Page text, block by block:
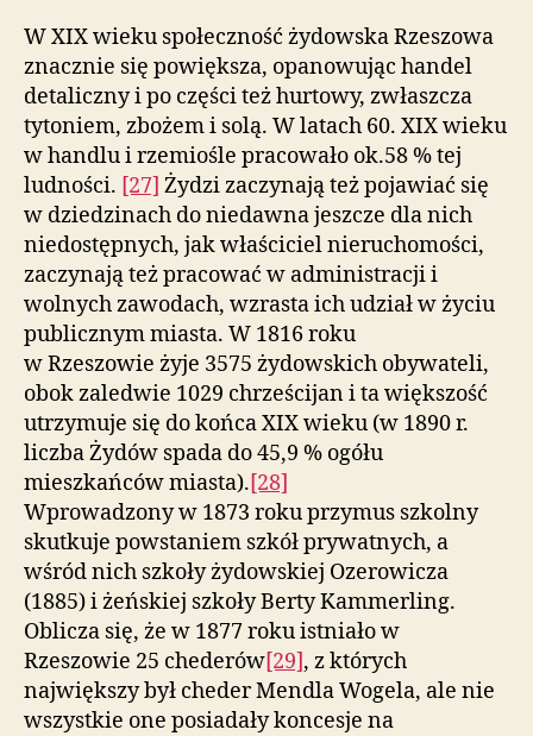
W XIX wieku społeczność żydowska Rzeszowa
znacznie się powiększa, opanowując handel
detaliczny i po części też hurtowy, zwłaszcza
tytoniem, zbożem i solą. W latach 60. XIX wieku
w handlu i rzemiośle pracowało ok.58 % tej
ludności. [27] Żydzi zaczynają też pojawiać się
w dziedzinach do niedawna jeszcze dla nich
niedostępnych, jak właściciel nieruchomości,
zaczynają też pracować w administracji i
wolnych zawodach, wzrasta ich udział w życiu
publicznym miasta. W 1816 roku
w Rzeszowie żyje 3575 żydowskich obywateli,
obok zaledwie 1029 chrześcijan i ta większość
utrzymuje się do końca XIX wieku (w 1890 r.
liczba Żydów spada do 45,9 % ogółu
mieszkańców miasta).[28]
Wprowadzony w 1873 roku przymus szkolny
skutkuje powstaniem szkół prywatnych, a
wśród nich szkoły żydowskiej Ozerowicza
(1885) i żeńskiej szkoły Berty Kammerling.
Oblicza się, że w 1877 roku istniało w
Rzeszowie 25 chederów[29], z których
największy był cheder Mendla Wogela, ale nie
wszystkie one posiadały koncesje na